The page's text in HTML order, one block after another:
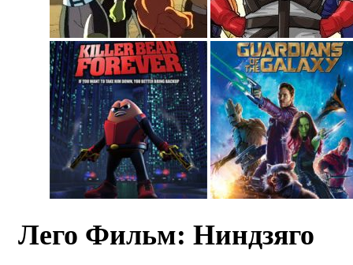
Лего Фильм: Ниндзяго